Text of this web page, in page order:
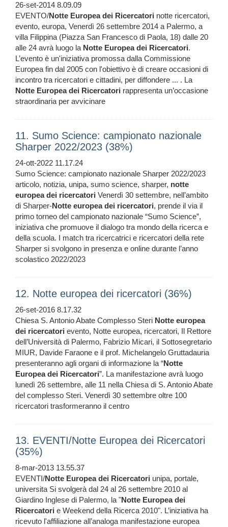
26-set-2014 8.09.09
EVENTO/Notte Europea dei Ricercatori notte ricercatori,
evento, europa, Venerdì 26 settembre 2014 a Palermo, a
villa Filippina (Piazza San Francesco di Paola, 18) dalle 20
alle 24 avrà luogo la Notte Europea dei Ricercatori.
L’evento è un'iniziativa promossa dalla Commissione
Europea fin dal 2005 con l'obiettivo è di creare occasioni di
incontro tra ricercatori e cittadini, per diffondere ... . La
Notte Europea dei Ricercatori rappresenta un’occasione
straordinaria per avvicinare
11. Sumo Science: campionato nazionale
Sharper 2022/2023 (38%)
24-ott-2022 11.17.24
Sumo Science: campionato nazionale Sharper 2022/2023
articolo, notizia, unipa, sumo science, sharper, notte
europea dei ricercatori Venerdì 30 settembre, nell’ambito
di Sharper-Notte europea dei ricercatori, prende il via il
primo torneo del campionato nazionale “Sumo Science”,
iniziativa che promuove il dialogo tra mondo della ricerca e
della scuola. I match tra ricercatrici e ricercatori della rete
Sharper si svolgono in presenza e online durante l’anno
scolastico 2022/2023
12. Notte europea dei ricercatori (36%)
26-set-2016 8.17.32
Chiesa S. Antonio Abate Complesso Steri Notte europea
dei ricercatori evento, Notte europea, ricercatori, Il Rettore
dell’Università di Palermo, Fabrizio Micari, il Sottosegretario
MIUR, Davide Faraone e il prof. Michelangelo Gruttadauria
presenteranno agli organi di informazione la “Notte
Europea dei Ricercatori”. La manifestazione avrà luogo
lunedì 26 settembre, alle 11 nella Chiesa di S. Antonio Abate
del complesso Steri. Venerdì 30 settembre oltre 100
ricercatori trasformeranno il centro
13. EVENTI/Notte Europea dei Ricercatori
(35%)
8-mar-2013 13.55.37
EVENTI/Notte Europea dei Ricercatori unipa, portale,
universita Si svolgerà dal 24 al 26 settembre 2010 al
Giardino Inglese di Palermo, la "Notte Europea dei
Ricercatori e Weekend della Ricerca 2010". L’iniziativa ha
ricevuto l'affiliazione all’analoga manifestazione europea